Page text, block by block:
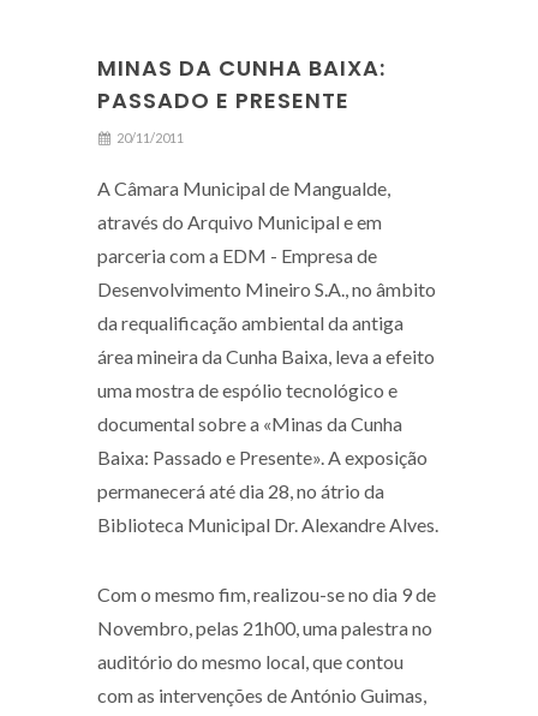
MINAS DA CUNHA BAIXA:
PASSADO E PRESENTE
20/11/2011
A Câmara Municipal de Mangualde,
através do Arquivo Municipal e em
parceria com a EDM - Empresa de
Desenvolvimento Mineiro S.A., no âmbito
da requalificação ambiental da antiga
área mineira da Cunha Baixa, leva a efeito
uma mostra de espólio tecnológico e
documental sobre a «Minas da Cunha
Baixa: Passado e Presente». A exposição
permanecerá até dia 28, no átrio da
Biblioteca Municipal Dr. Alexandre Alves.
Com o mesmo fim, realizou-se no dia 9 de
Novembro, pelas 21h00, uma palestra no
auditório do mesmo local, que contou
com as intervenções de António Guimas,